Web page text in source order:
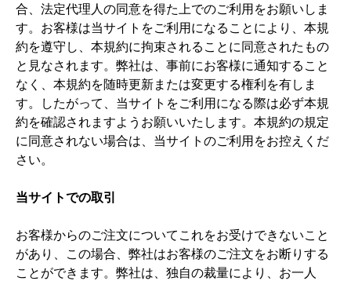
す
合、法定代理人の同意を得た上でのご利用をお願いしま
す。お客様は当サイトをご利用になることにより、本規
約を遵守し、本規約に拘束されることに同意されたもの
と見なされます。弊社は、事前にお客様に通知すること
なく、本規約を随時更新または変更する権利を有しま
す。したがって、当サイトをご利用になる際は必ず本規
約を確認されますようお願いいたします。本規約の規定
に同意されない場合は、当サイトのご利用をお控えくだ
さい。
当サイトでの取引
お客様からのご注文についてこれをお受けできないこと
があり、この場合、弊社はお客様のご注文をお断りする
ことができます。弊社は、独自の裁量により、お一人